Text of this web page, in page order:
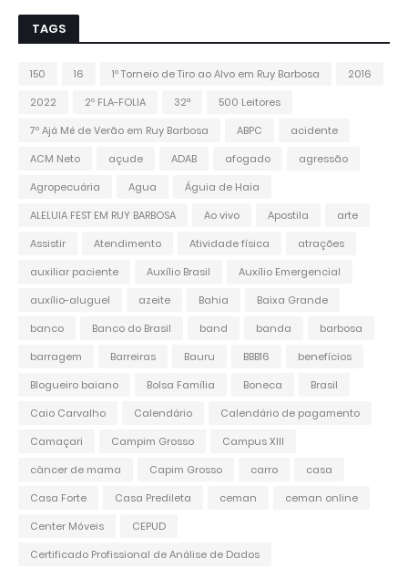
TAGS
150 16 1º Torneio de Tiro ao Alvo em Ruy Barbosa
2016
2022
2º FLA-FOLIA 32ª
500 Leitores
7º Ajá Mé de Verão em Ruy Barbosa
ABPC
acidente
ACM Neto
açude ADAB afogado
agressão
Agropecuária
Agua
Águia de Haia
ALELUIA FEST EM RUY BARBOSA
Ao vivo Apostila
arte
Assistir
Atendimento Atividade física
atrações
auxiliar paciente
Auxílio Brasil
Auxílio Emergencial
auxílio-aluguel
azeite Bahia
Baixa Grande
banco
Banco do Brasil band banda
barbosa
barragem
Barreiras Bauru BBB16
benefícios
Blogueiro baiano
Bolsa Família Boneca
Brasil
Caio Carvalho
Calendário
Calendário de pagamento
Camaçari
Campim Grosso
Campus XIII
câncer de mama
Capim Grosso carro
casa
Casa Forte
Casa Predileta ceman
ceman online
Center Móveis
CEPUD
Certificado Profissional de Análise de Dados